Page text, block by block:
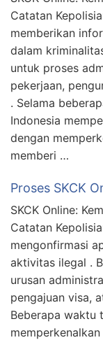
Catatan
memberikan
dalam
untuk proses
pekerjaan,
. Selama
Indonesia
dengan
memberi …
Proses SKCK
SKCK Online:
Catatan
mengonfirmasi
aktivitas ilegal .
urusan
pengajuan visa,
Beberapa waktu